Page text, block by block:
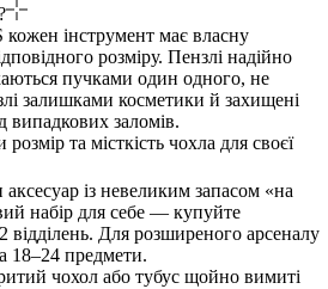
інструмент має власну
розміру. Пензлі надійно
пучками один одного, не
залишками косметики й захищені
випадкових заломів.
та місткість чохла для своєї
із невеликим запасом «на
набір для себе — купуйте
відділень. Для розширеного арсеналу
18–24 предмети.
чохол або тубус щойно вимиті